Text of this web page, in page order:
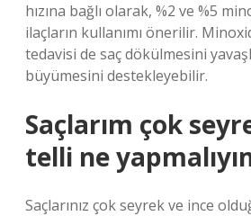
hızına bağlı olarak, %2 ve %5
ilaçların kullanımı önerilir.
tedavisi de saç dökülmesini
büyümesini destekleyebilir.
Saçlarım çok
telli ne
Saçlarınız çok seyrek ve ince